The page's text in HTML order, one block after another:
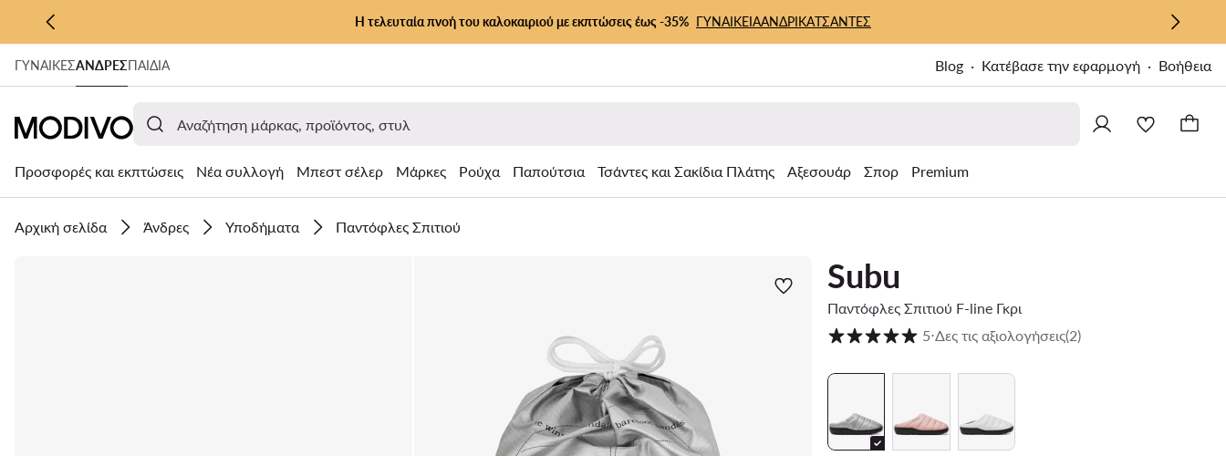
ΜΕΤΆΒΑΣΗ ΣΤΟ ΚΎΡΙΟ ΠΕΡΙΕΧΌΜΕΝΟ
ΜΕΤΆΒΑΣΗ ΣΤΗΝ ΑΝΑΖΉΤΗΣΗ
Η τελευταία πνοή του καλοκαιριού με εκπτώσεις έως -35% ΓΥΝΑΙΚΕΙΑΑΝΔΡΙΚΑΤΣΑΝΤΕΣ
ΓΥΝΑΊΚΕΣΑΝΔΡΕΣΠΑΙΔΙΑ Blog Κατέβασε την εφαρμογή Βοήθεια
Προσφορές και εκπτώσεις Νέα συλλογή Μπεστ σέλερ Μάρκες Ρούχα Παπούτσια Τσάντες και Σακίδια Πλάτης Αξεσουάρ Σπορ Premium
Αρχική σελίδα Άνδρες Υποδήματα Παντόφλες Σπιτιού
Subu
Παντόφλες Σπιτιού F-line Γκρι
Βαθμολογία πελατών σε κλίμακα 1 έως 5
5⋅Δες τις αξιολογήσεις(2)